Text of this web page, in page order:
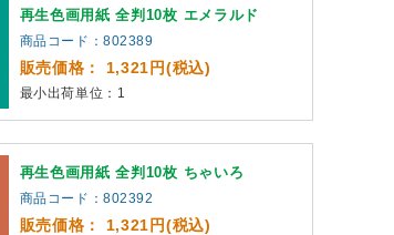
再生色画用紙 全判10枚 エメラルド
商品コード：802389
販売価格： 1,321円(税込)
最小出荷単位：1
再生色画用紙 全判10枚 ちゃいろ
商品コード：802392
販売価格： 1,321円(税込)